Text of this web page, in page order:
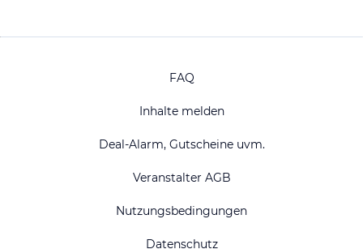
FAQ
Inhalte melden
Deal-Alarm, Gutscheine uvm.
Veranstalter AGB
Nutzungsbedingungen
Datenschutz